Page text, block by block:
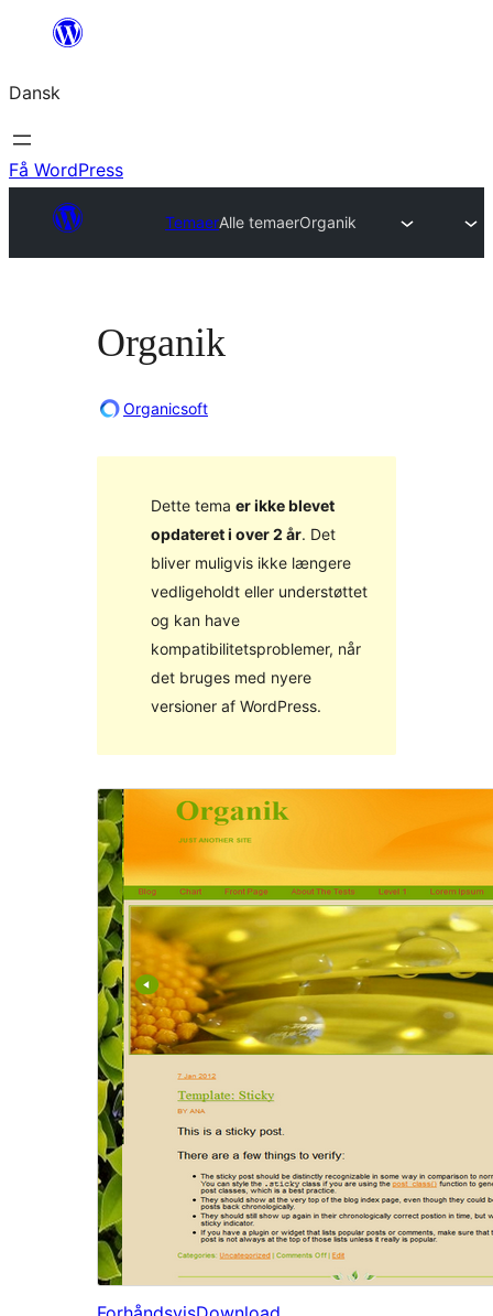
Spring
indhold
Dansk
Få WordPress
TemaerAlle temaerOrganik
Organik
Organicsoft
Dette tema er ikke blevet
opdateret i over 2 år. Det
bliver muligvis ikke længere
vedligeholdt eller understøttet
og kan have
kompatibilitetsproblemer, når
det bruges med nyere
versioner af WordPress.